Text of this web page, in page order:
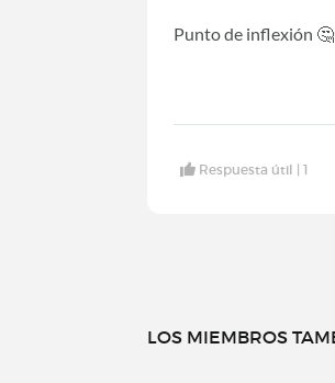
Punto de inflexión
Respuesta útil |1
LOS MIEMBROS